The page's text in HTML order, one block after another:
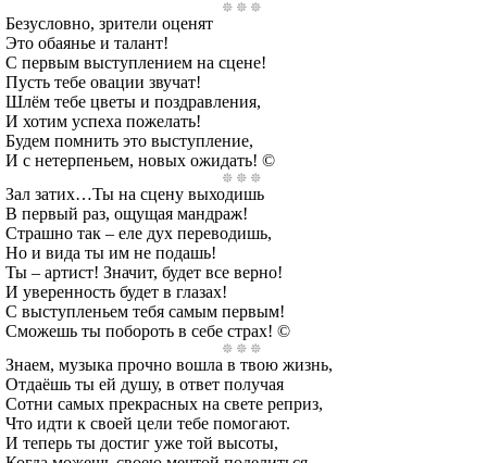
Безусловно, зрители оценят
Это обаянье и талант!
С первым выступлением на сцене!
Пусть тебе овации звучат!
Шлём тебе цветы и поздравления,
И хотим успеха пожелать!
Будем помнить это выступление,
И с нетерпеньем, новых ожидать! ©
Зал затих…Ты на сцену выходишь
В первый раз, ощущая мандраж!
Страшно так – еле дух переводишь,
Но и вида ты им не подашь!
Ты – артист! Значит, будет все верно!
И уверенность будет в глазах!
С выступленьем тебя самым первым!
Сможешь ты побороть в себе страх! ©
Знаем, музыка прочно вошла в твою жизнь,
Отдаёшь ты ей душу, в ответ получая
Сотни самых прекрасных на свете реприз,
Что идти к своей цели тебе помогают.
И теперь ты достиг уже той высоты,